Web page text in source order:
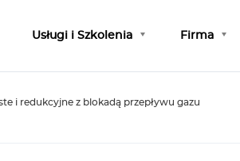
Usługi i Szkolenia Firma
i redukcyjne z blokadą przepływu gazu